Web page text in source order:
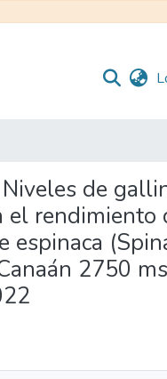
de
el rendimiento
espinaca
2750